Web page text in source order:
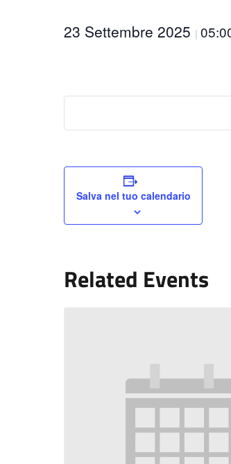
23 Settembre 2025 |
Salva nel tuo calendario
Related Events